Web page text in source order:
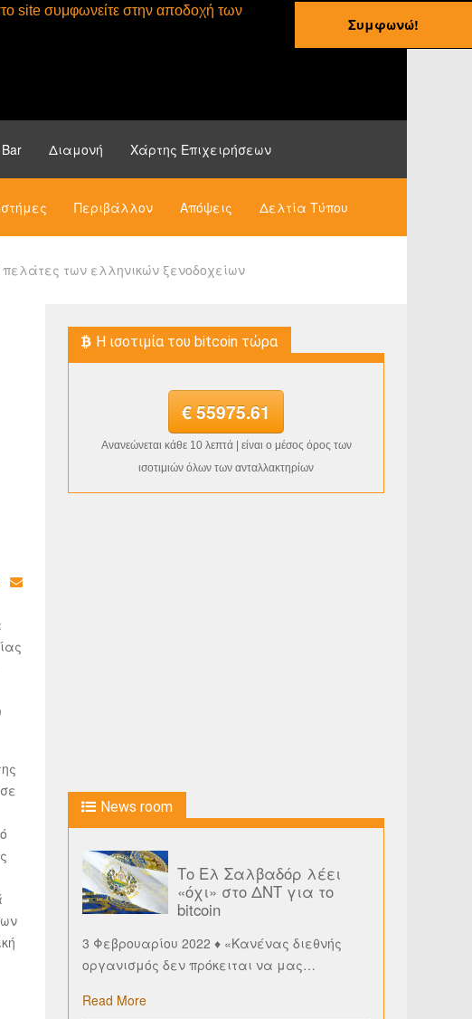
site συμφωνείτε στην αποδοχή των
Συμφωνώ!
Διαμονή Χάρτης Επιχειρήσεων
Περιβάλλον Απόψεις Δελτία Τύπου
των ελληνικών ξενοδοχείων
H ισοτιμία του bitcoin τώρα
€ 55975.61
Ανανεώνεται κάθε 10 λεπτά | είναι ο μέσος όρος των
ισοτιμιών όλων των ανταλλακτηρίων
News room
Το Ελ Σαλβαδόρ λέει
«όχι» στο ΔΝΤ για το
bitcoin
3 Φεβρουαρίου 2022 ♦ «Κανένας διεθνής
οργανισμός δεν πρόκειται να μας…
Read More